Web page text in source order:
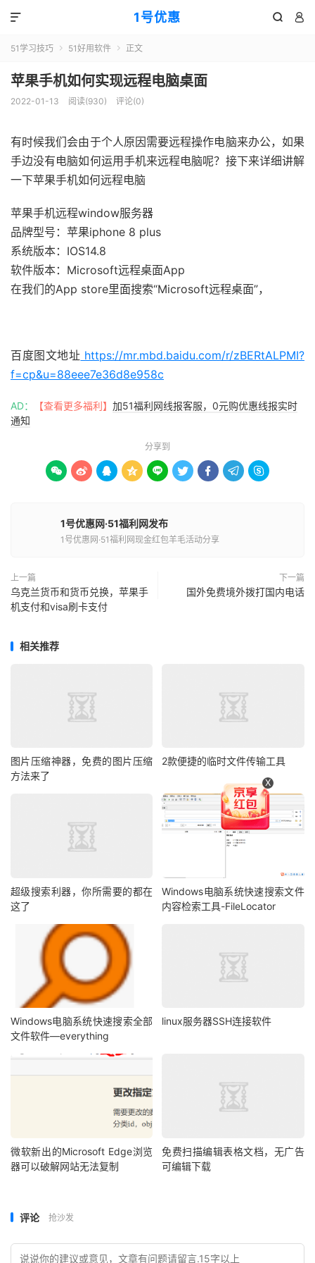
1号优惠  

51学习技巧  51好用软件  正文
苹果手机如何实现远程电脑桌面
2022-01-13 阅读(930) 评论(0)
有时候我们会由于个人原因需要远程操作电脑来办公，如果
手边没有电脑如何运用手机来远程电脑呢？接下来详细讲解
一下苹果手机如何远程电脑
苹果手机远程window服务器
品牌型号：苹果iphone 8 plus
系统版本：IOS14.8
软件版本：Microsoft远程桌面App
在我们的App store里面搜索“Microsoft远程桌面”，
百度图文地址 https://mr.mbd.baidu.com/r/zBERtALPMI?
f=cp&u=88eee7e36d8e958c
AD： 【查看更多福利】 加51福利网线报客服，0元购优惠线报实时
通知
分享到
        
1号优惠网·51福利网发布
1号优惠网·51福利网现金红包羊毛活动分享
上一篇
乌克兰货币和货币兑换，苹果手
机支付和visa刷卡支付
下一篇
国外免费境外拨打国内电话
相关推荐
图片压缩神器，免费的图片压缩
方法来了
2款便捷的临时文件传输工具
超级搜索利器，你所需要的都在
这了
Windows电脑系统快速搜索文件
内容检索工具-FileLocator
Windows电脑系统快速搜索全部
文件软件—everything
linux服务器SSH连接软件
微软新出的Microsoft Edge浏览
器可以破解网站无法复制
免费扫描编辑表格文档，无广告
可编辑下载
评论 抢沙发
X